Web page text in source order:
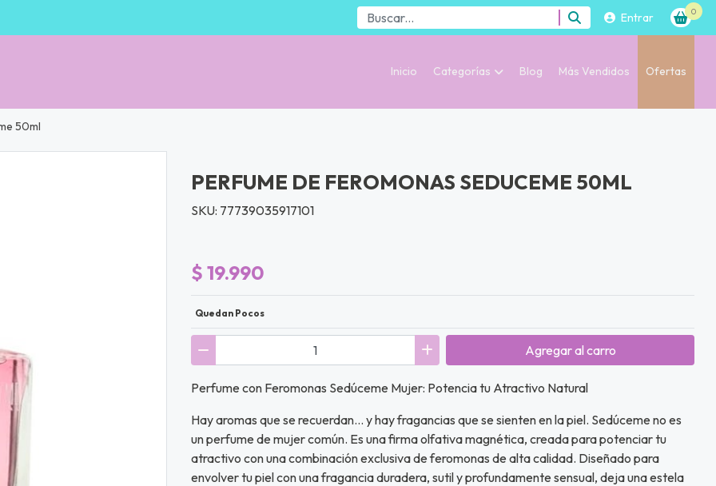
Entrar 0
Inicio Categorías Blog Más Vendidos Ofertas
50ml
PERFUME DE FEROMONAS SEDUCEME 50ML
SKU: 77739035917101
$ 19.990
Quedan Pocos
Agregaral carro
Perfume con Feromonas Sedúceme Mujer: Potencia tu Atractivo Natural
Hay aromas que se recuerdan… y hay fragancias que se sienten en la piel. Sedúceme no es
un perfume de mujer común. Es una firma olfativa magnética, creada para potenciar tu
atractivo con una combinación exclusiva de feromonas de alta calidad. Diseñado para
envolver tu piel con una fragancia duradera, sutil y profundamente sensual, deja una estela